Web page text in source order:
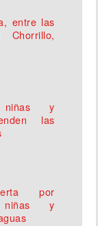
entre las
niñas y
las
por
niñas y